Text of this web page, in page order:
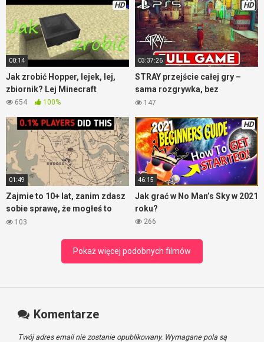
którzy powiedzą, że ta broń jest OP mam wiadomość.
Wystarczy jeden – słownie JEDEN pocisk w karabin, by był on
niezdatny do użycia. Można było też wejść do budynku na
przeciwko i przez okno załatwić strzelca. Można było podejść
pod budynkiem i wrzucić granat przez okno. Opcji było wiele.
Tak,Enlisted to całkiem porządna gra.
HD
00:14
Jak zrobić Hopper, lejek, lej,
zbiornik? Lej Minecraft
654 100%
HD
03:37:26
STRAY przejście całej gry –
sama rozgrywka, bez
komentarza
147
01:49
Zajmie to 10+ lat, zanim zdasz
sobie sprawę, że mogłeś to
zrobić – RDR2
103
HD
46:15
Jak grać w No Man’s Sky w 2021
roku?
266
Pokaż więcej podobnych filmów
Komentarze
Twój adres email nie zostanie opublikowany. Wymagane pola są